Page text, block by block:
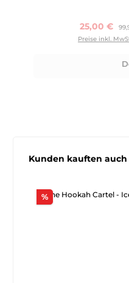
25,00 €
Preise inkl.
Produktgalerie überspringen
Kunden kauften auch
%Rabatt